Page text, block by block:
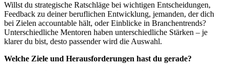
Willst du strategische Ratschläge bei wichtigen Entscheidungen,
Feedback zu deiner beruflichen Entwicklung, jemanden, der dich
bei Zielen accountable hält, oder Einblicke in Branchentrends?
Unterschiedliche Mentoren haben unterschiedliche Stärken – je
klarer du bist, desto passender wird die Auswahl.
Welche Ziele und Herausforderungen hast du gerade?